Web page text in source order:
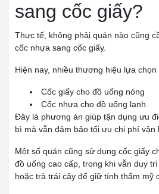
sang cốc giấy?
Thực tế, không phải quán nào cũng
cốc nhựa sang cốc giấy.
Hiện nay, nhiều thương hiệu lựa
Cốc giấy cho đồ uống nóng
Cốc nhựa cho đồ uống lạnh
Đây là phương án giúp tận dụng ưu
bì mà vẫn đảm bảo tối ưu chi phí vận
Một số quán cũng sử dụng cốc giấy
đồ uống cao cấp, trong khi vẫn duy
hoặc trà trái cây để giữ tính thẩm mỹ